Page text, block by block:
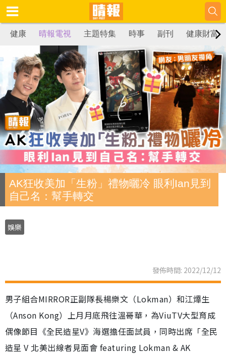
健康 晴報電視 主題特集 時事 副刊 健康財富
AK狂收美加「生粉」禮物曬冷 眼利Ian見到
自己名：幫手轉交
娛樂
發佈時間: 2022/12/12
男子組合MIRROR正副隊長楊樂文（Lokman）和江𤒹生
（Anson Kong）上月月底飛往溫哥華，為ViuTV大型育成
偶像節目《全民造星V》海選擔任面試員，同時出席「全民
造星 V 北美出線者見面會 featuring Lokman & AK